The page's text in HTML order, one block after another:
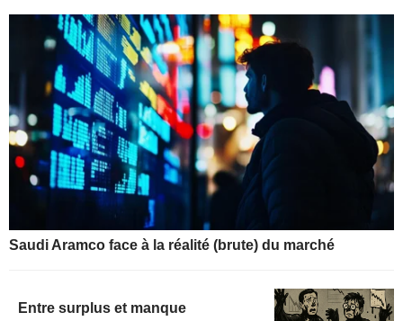
Saudi Aramco face à la réalité (brute) du marché
Entre surplus et manque